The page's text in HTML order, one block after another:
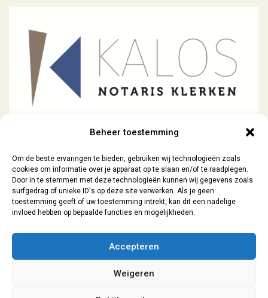
Beheer toestemming
Om de beste ervaringen te bieden, gebruiken wij technologieën zoals
cookies om informatie over je apparaat op te slaan en/of te raadplegen.
Door in te stemmen met deze technologieën kunnen wij gegevens zoals
surfgedrag of unieke ID's op deze site verwerken. Als je geen
toestemming geeft of uw toestemming intrekt, kan dit een nadelige
invloed hebben op bepaalde functies en mogelijkheden.
Accepteren
Weigeren
Previous Project Next Project
sanne@lokaal7a.nl
Leiden | 2026
Algemene Voorwaarden|Privacyverklaring